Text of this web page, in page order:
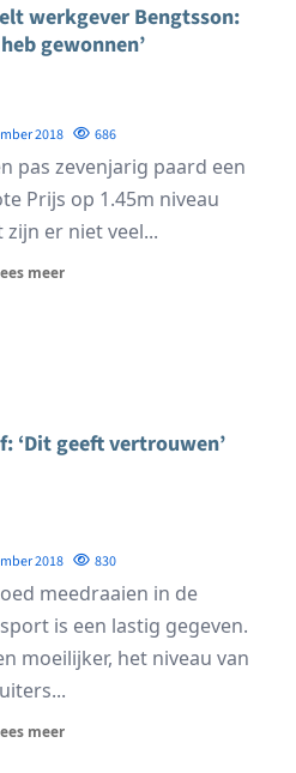
werkgever Bengtsson:
gewonnen’
2018 686
pas zevenjarig paard een
Prijs op 1.45m niveau
er niet veel...
meer
‘Dit geeft vertrouwen’
2018 830
meedraaien in de
is een lastig gegeven.
moeilijker, het niveau van
meer